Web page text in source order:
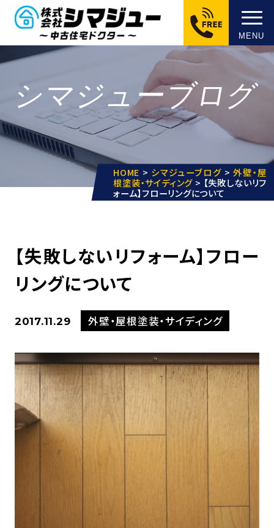
MENU
シマジューブログ
HOME > シマジューブログ >外壁・屋
根塗装・サイディング > 【失敗しないリフ
ォーム】フローリングについて
【失敗しないリフォーム】フロー
リングについて
2017.11.29 外壁・屋根塗装・サイディング